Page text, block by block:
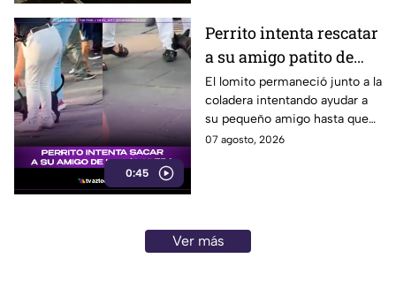
0:45
Perrito intenta rescatar
a su amigo patito de
una coladera
El lomito permaneció junto a la
coladera intentando ayudar a
su pequeño amigo hasta que
una familia logró rescatar al
07 agosto, 2026
Ver más